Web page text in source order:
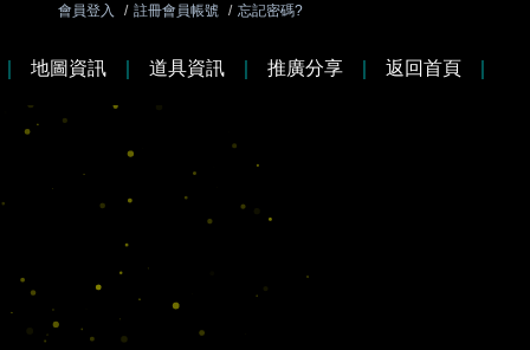
會員登入 / 註冊會員帳號 / 忘記密碼?